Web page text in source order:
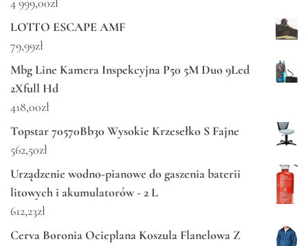
LOTTO ESCAPE AMF
79,99zł
Mbg Line Kamera Inspekcyjna P50 5M Duo 9Led
2Xfull Hd
418,00zł
Topstar 70570Bb30 Wysokie Krzesełko S Fajne
562,50zł
Urządzenie wodno-pianowe do gaszenia baterii
litowych i akumulatorów - 2 L
612,23zł
Cerva Boronia Ocieplana Koszula Flanelowa Z